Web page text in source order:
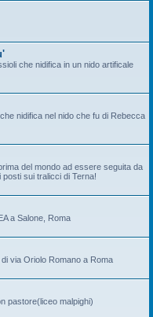
che nidifica in un nido artificale
nidifica nel nido che fu di Rebecca
del mondo ad essere seguita da
sui tralicci di Terna!
a Salone, Roma
via Oriolo Romano a Roma
pastore(liceo malpighi)